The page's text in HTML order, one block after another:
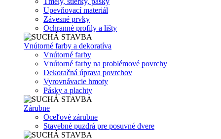
Upevňovací materiál
Závesné prvky
Ochranné profily a lišty
Vnútorné farby a dekoratíva
Vnútorné farby
Vnútorné farby na problémové povrchy
Dekoračná úprava povrchov
Vyrovnávacie hmoty
Pásky a plachty
Zárubne
Oceľové zárubne
Stavebné puzdrá pre posuvné dvere